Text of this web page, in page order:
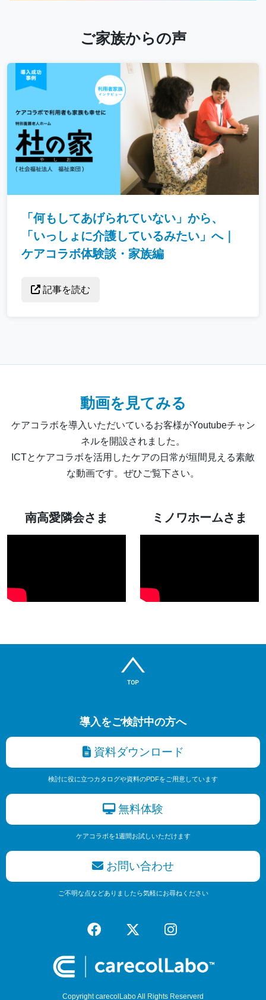
ご家族からの声
「何もしてあげられていない」から、
「いっしょに介護しているみたい」へ｜
ケアコラボ体験談・家族編
記事を読む
動画を見てみる
ケアコラボを導入いただいているお客様がYoutubeチャン
ネルを開設されました。
ICTとケアコラボを活用したケアの日常が垣間見える素敵
な動画です。ぜひご覧下さい。
南高愛隣会さま ミノワホームさま
導入をご検討中の方へ
資料ダウンロード
検討に役に立つカタログや資料のPDFをご用意しています
無料体験
ケアコラボを1週間お試しいただけます
お問い合わせ
ご不明な点などありましたら気軽にお尋ねください
Copyright carecolLabo All Rights Reserverd